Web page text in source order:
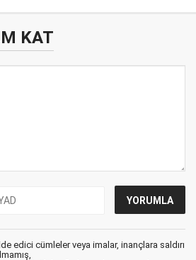
KAT
edici cümleler veya imalar, inançlara saldırı